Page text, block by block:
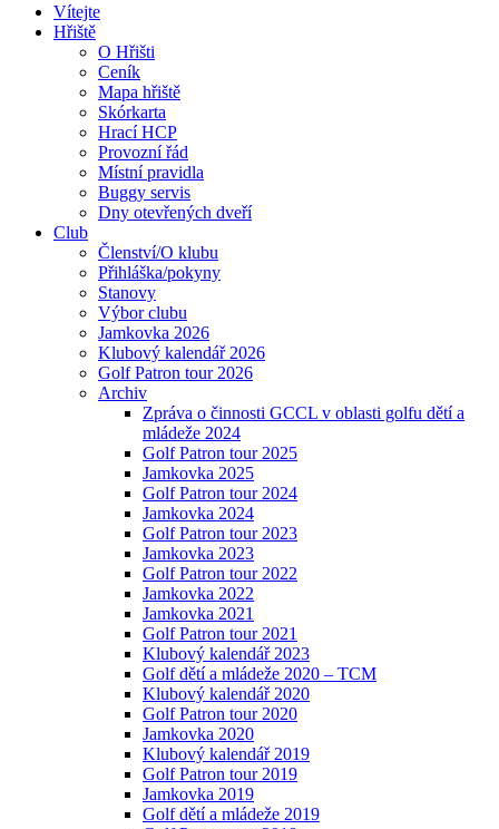
Vítejte
Hřiště
O Hřišti
Ceník
Mapa hřiště
Skórkarta
Hrací HCP
Provozní řád
Místní pravidla
Buggy servis
Dny otevřených dveří
Club
Členství/O klubu
Přihláška/pokyny
Stanovy
Výbor clubu
Jamkovka 2026
Klubový kalendář 2026
Golf Patron tour 2026
Archiv
Zpráva o činnosti GCCL v oblasti golfu dětí a
mládeže 2024
Golf Patron tour 2025
Jamkovka 2025
Golf Patron tour 2024
Jamkovka 2024
Golf Patron tour 2023
Jamkovka 2023
Golf Patron tour 2022
Jamkovka 2022
Jamkovka 2021
Golf Patron tour 2021
Klubový kalendář 2023
Golf dětí a mládeže 2020 – TCM
Klubový kalendář 2020
Golf Patron tour 2020
Jamkovka 2020
Klubový kalendář 2019
Golf Patron tour 2019
Jamkovka 2019
Golf dětí a mládeže 2019